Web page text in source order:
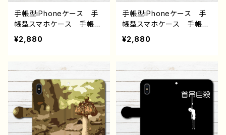
手帳型iPhoneケース 手
帳型スマホケース 手帳
型 全機種対応 エモい画
像 風景 綺麗 景色 ノ
子 レディース iPhone1
Xperia Googlepixel Ga
laxy Android アンドロ
イド ケース 個性的 お
すすめ 人気 イラストレ
ーター クリエイター 絵
¥2,880
手帳型iPhoneケース 手
帳型スマホケース 手帳
型 全機種対応 エモい画
像 風景 綺麗 景色 ノ
綺麗 メンズ 女子 レデ
2/11 AQUOS Xperia
Googlepixel Galaxy An
droid アンドロイド ケー
ス 個性的 おすすめ 人
気 イラストレーター クリ
¥2,880